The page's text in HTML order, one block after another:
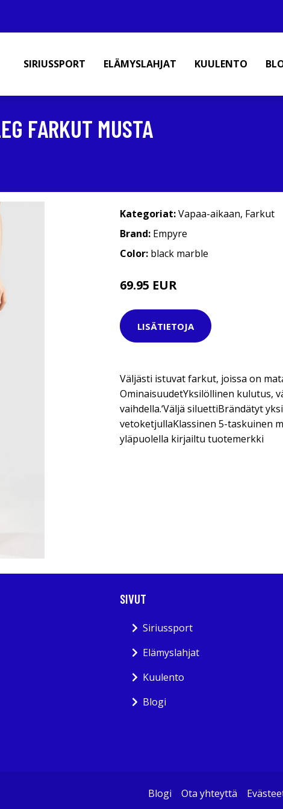
SIRIUSSPORT ELÄMYSLAHJAT KUULENTO
FARKUT MUSTA
Kategoriat:Vapaa-aikaan, Farkut
Brand: Empyre
Color: black marble
69.95 EUR
LISÄTIETOJA
Väljästi istuvat farkut, joissa on
OminaisuudetYksilöllinen kulutus,
vaihdella.‘Väljä siluettiBrändätyt
vetoketjullaKlassinen 5-taskuinen
yläpuolella kirjailtu tuotemerkki
SIVUT
Siriussport
Elämyslahjat
Kuulento
Blogi
Blogi Ota yhteyttä